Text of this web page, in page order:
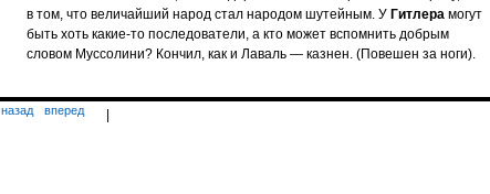
в том, что величайший народ стал народом шутейным. У Гитлера могут
быть хоть какие-то последователи, а кто может вспомнить добрым
словом Муссолини? Кончил, как и Лаваль — казнен. (Повешен за ноги).
назад вперед